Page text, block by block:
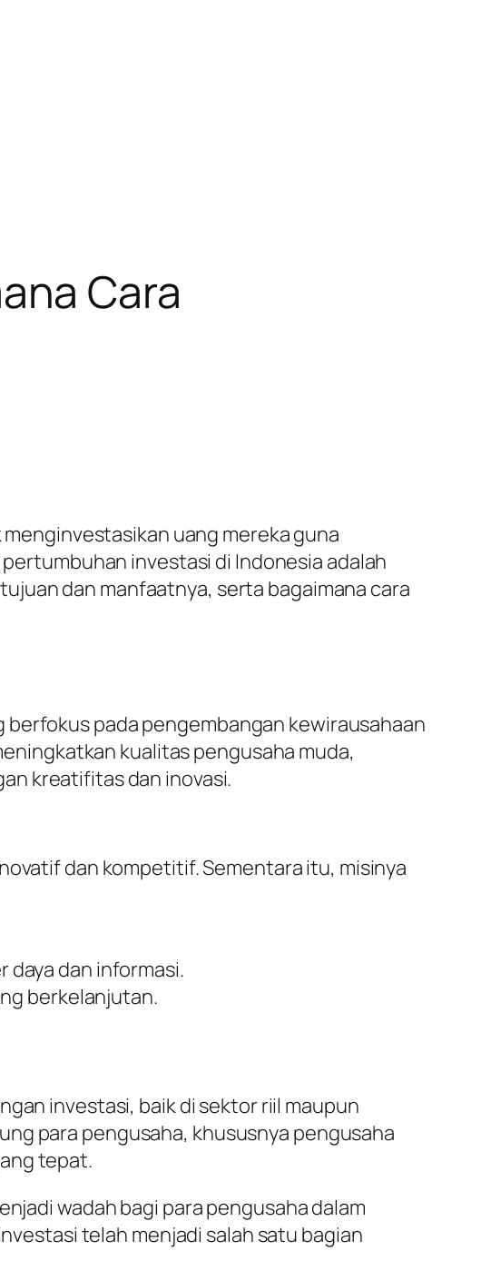
Cara
uang mereka guna
investasi di Indonesia adalah
dan manfaatnya, serta bagaimana cara
berfokus pada pengembangan kewirausahaan
kualitas pengusaha muda,
kreatifitas dan inovasi.
dan kompetitif. Sementara itu, misinya
daya dan informasi.
berkelanjutan.
investasi, baik di sektor riil maupun
para pengusaha, khususnya pengusaha
tepat.
wadah bagi para pengusaha dalam
telah menjadi salah satu bagian